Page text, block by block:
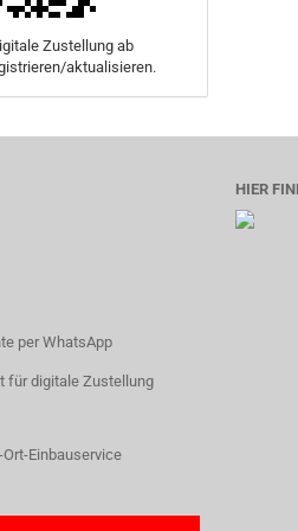
Zustellung ab
aktualisieren.
per WhatsApp
für digitale Zustellung
Einbauservice
HIER